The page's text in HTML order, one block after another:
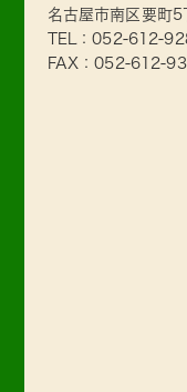
名古屋市南区要町
TEL：052-612-
FAX：052-612-